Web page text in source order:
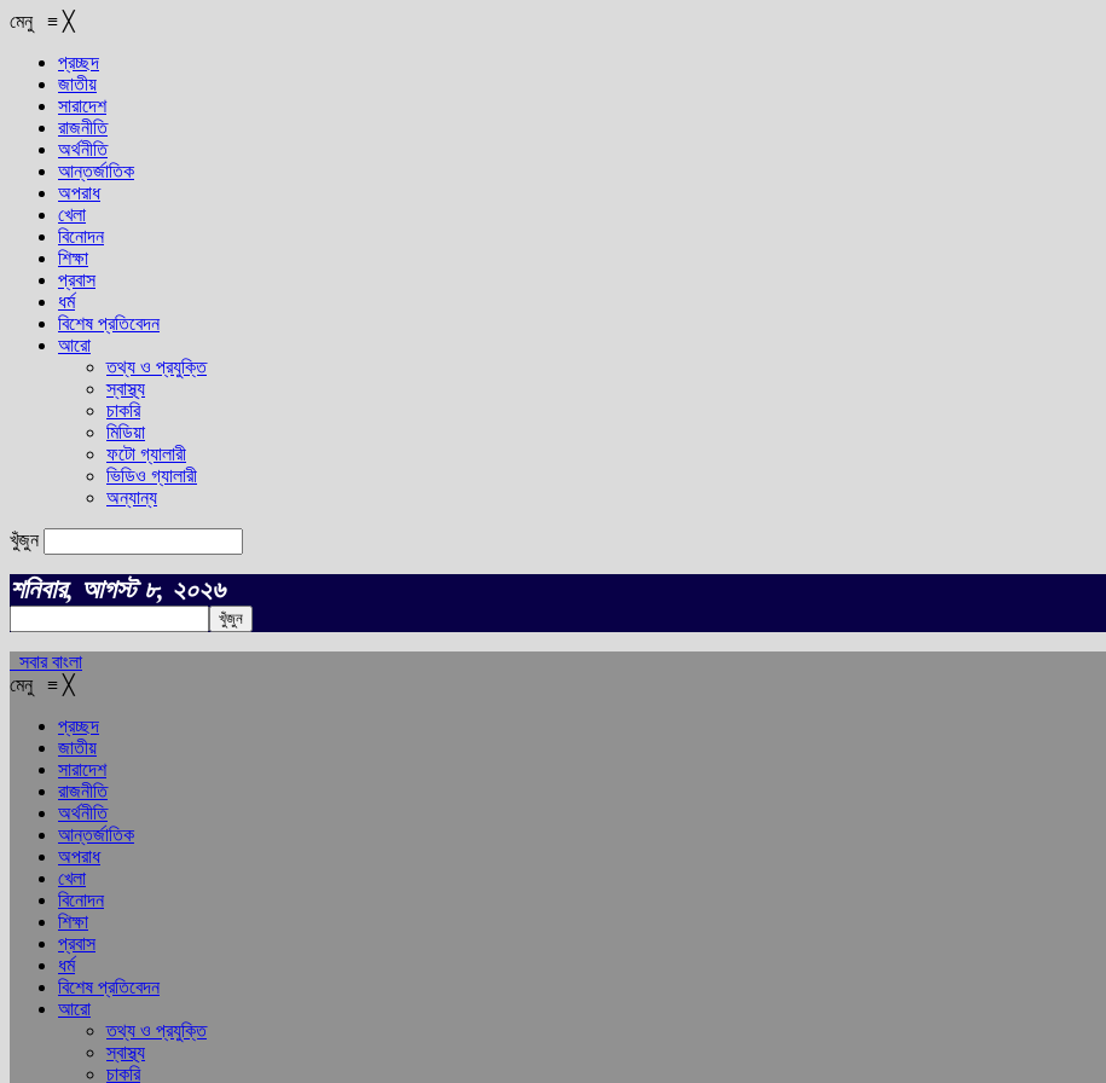
মেনু ≡ ╳
প্রচ্ছদ
জাতীয়
সারাদেশ
রাজনীতি
অর্থনীতি
আন্তর্জাতিক
অপরাধ
খেলা
বিনোদন
শিক্ষা
প্রবাস
ধর্ম
বিশেষ প্রতিবেদন
আরো
তথ্য ও প্রযুক্তি
স্বাস্থ্য
চাকরি
মিডিয়া
ফটো গ্যালারী
ভিডিও গ্যালারী
অন্যান্য
খুঁজুন
শনিবার, আগস্ট ৮, ২০২৬
সবার বাংলা
মেনু ≡ ╳
প্রচ্ছদ
জাতীয়
সারাদেশ
রাজনীতি
অর্থনীতি
আন্তর্জাতিক
অপরাধ
খেলা
বিনোদন
শিক্ষা
প্রবাস
ধর্ম
বিশেষ প্রতিবেদন
আরো
তথ্য ও প্রযুক্তি
স্বাস্থ্য
চাকরি